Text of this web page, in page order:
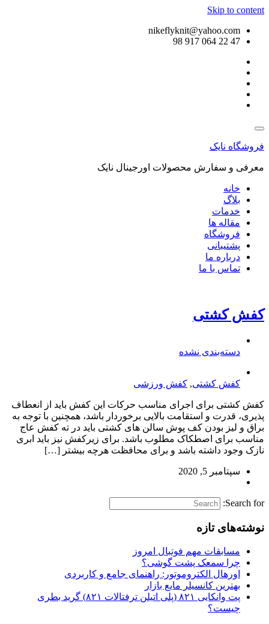
Skip to content
nikeflyknit@yahoo.com
47 22 064 917 98
فروشگاه نایک
معرفی و سفارش محصولات اورجینال نایک
خانه
بلاگ
خدمات
مقاله ها
فروشگاه
پشتیبانی
درباره ما
تماس با ما
کفش کشتی
دسته‌بندی نشده
کفش کشتی, کفش ورزشی
کفش کشتی برای اجرای مناسب حرکات این کفش باید از انعطاف
پذیری، قدرت و استقامت بالایی برخوردار باشد، همچنین با توجه به
براق و لیز بودن کف پوش سالن های کشتی باید در ته کفش عاج
مناسب برای اصطکاک مطلوب باشد. برای زیرکفش نیز باید ابری
نازک وجود داشته باشد و برای محافظت هرچه بیشتر […]
سپتامبر 5, 2020
Search for:
نوشته‌های تازه
مسابقات مهم فوتبال امروز
چرا سمعک پشت گوشی؟
اورهال الکتروموتور: راهنمای جامع و کاربردی
بهترین کانسیلر مایع بازار
پت وانکایی ۸۲۱ (پلی اتیلن ترفتالات ۸۲۱) گرید بطری
چیست؟